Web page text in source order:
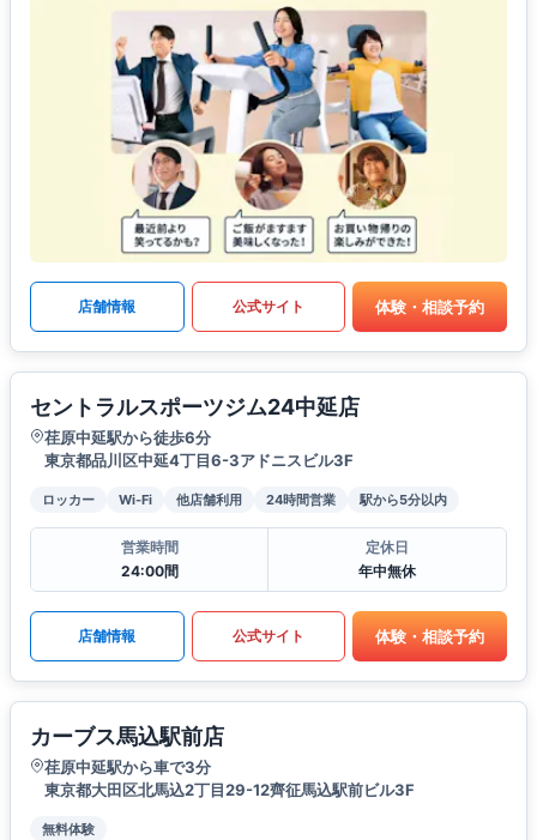
店舗情報 公式サイト 体験・相談予約
セントラルスポーツジム24中延店
荏原中延駅から徒歩6分
東京都品川区中延4丁目6-3アドニスビル3F
ロッカー Wi-Fi 他店舗利用 24時間営業 駅から5分以内
営業時間
24:00間
定休日
年中無休
店舗情報 公式サイト 体験・相談予約
カーブス馬込駅前店
荏原中延駅から車で3分
東京都大田区北馬込2丁目29-12齊征馬込駅前ビル3F
無料体験